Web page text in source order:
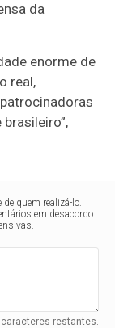
da
enorme de
real,
quem realizá-lo.
em desacordo
restantes.